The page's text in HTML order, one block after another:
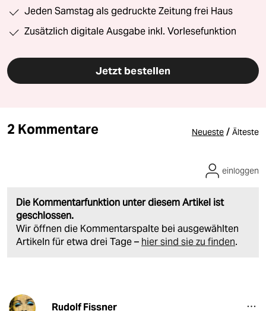
Jeden Samstag als gedruckte Zeitung frei Haus
Zusätzlich digitale Ausgabe inkl. Vorlesefunktion
Jetzt bestellen
2 Kommentare Neueste / Älteste
Die Kommentarfunktion unter diesem Artikel ist
geschlossen.
Wir öffnen die Kommentarspalte bei ausgewählten
Artikeln für etwa drei Tage – hier sind sie zu finden.
einloggen
Rudolf Fissner